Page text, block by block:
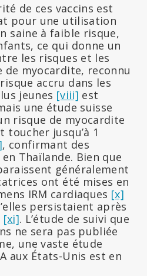
de ces vaccins est
pour une utilisation
saine à faible risque,
ce qui donne un
les risques et les
de myocardite, reconnu
accru dans les
jeunes [viii] est
une étude suisse
risque de myocardite
jusqu’à 1
, confirmant des
Thaïlande. Bien que
généralement
ont été mises en
IRM cardiaques [x]
persistaient après
[xi]. L’étude de suivi que
ne sera pas publiée
une vaste étude
aux États-Unis est en